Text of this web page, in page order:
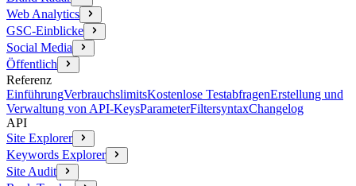
Web Analytics
GSC-Einblicke
Social Media
Öffentlich
Referenz
EinführungVerbrauchslimitsKostenlose TestabfragenErstellung und
Verwaltung von API-KeysParameterFiltersyntaxChangelog
API
Site Explorer
Keywords Explorer
Site Audit